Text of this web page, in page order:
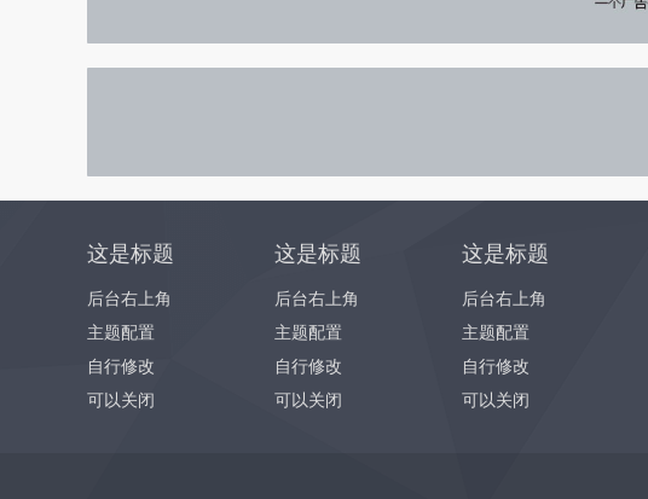
这是标题
后台右上角
主题配置
自行修改
可以关闭
这是标题
后台右上角
主题配置
自行修改
可以关闭
这是标题
后台右上角
主题配置
自行修改
可以关闭